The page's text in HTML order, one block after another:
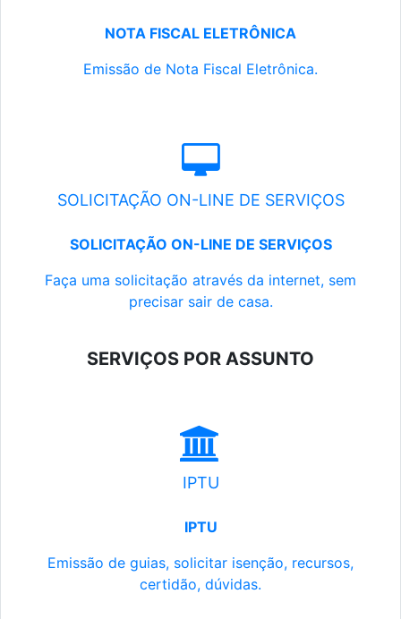
NOTA FISCAL ELETRÔNICA
Emissão de Nota Fiscal Eletrônica.
SOLICITAÇÃO ON-LINE DE SERVIÇOS
SOLICITAÇÃO ON-LINE DE SERVIÇOS
Faça uma solicitação através da internet, sem
precisar sair de casa.
SERVIÇOS POR ASSUNTO
IPTU
IPTU
Emissão de guias, solicitar isenção, recursos,
certidão, dúvidas.